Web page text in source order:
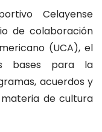
Celayense
de colaboración
(UCA), el
bases para la
acuerdos y
de cultura